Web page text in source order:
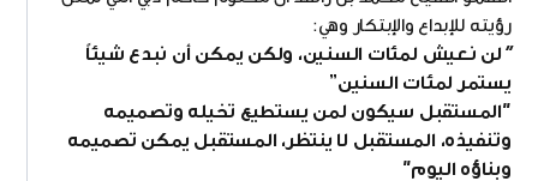
رؤيته للإبداع والإبتكار وهي:
"لن نعيش لمئات السنين، ولكن يمكن أن نبدع شيئاً
يستمر لمئات السنين”
"المستقبل سيكون لمن يستطيع تخيله وتصميمه
وتنفيذه، المستقبل لا ينتظر، المستقبل يمكن تصميمه
وبناؤه اليوم"